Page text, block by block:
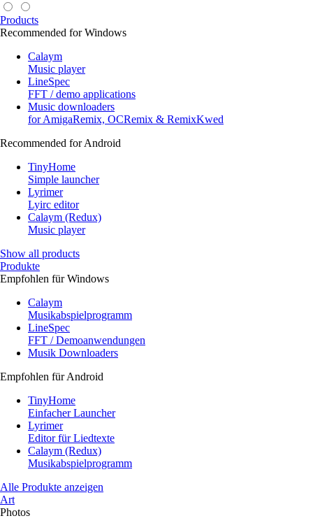
Products
Recommended for Windows
Calaym
Music player
LineSpec
FFT / demo applications
Music downloaders
for AmigaRemix, OCRemix & RemixKwed
Recommended for Android
TinyHome
Simple launcher
Lyrimer
Lyirc editor
Calaym (Redux)
Music player
Show all products
Produkte
Empfohlen für Windows
Calaym
Musikabspielprogramm
LineSpec
FFT / Demoanwendungen
Musik Downloaders
Empfohlen für Android
TinyHome
Einfacher Launcher
Lyrimer
Editor für Liedtexte
Calaym (Redux)
Musikabspielprogramm
Alle Produkte anzeigen
Art
Photos